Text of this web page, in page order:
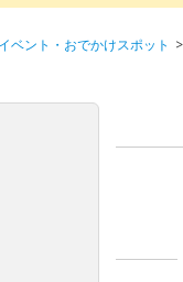
ベント・おでかけスポット